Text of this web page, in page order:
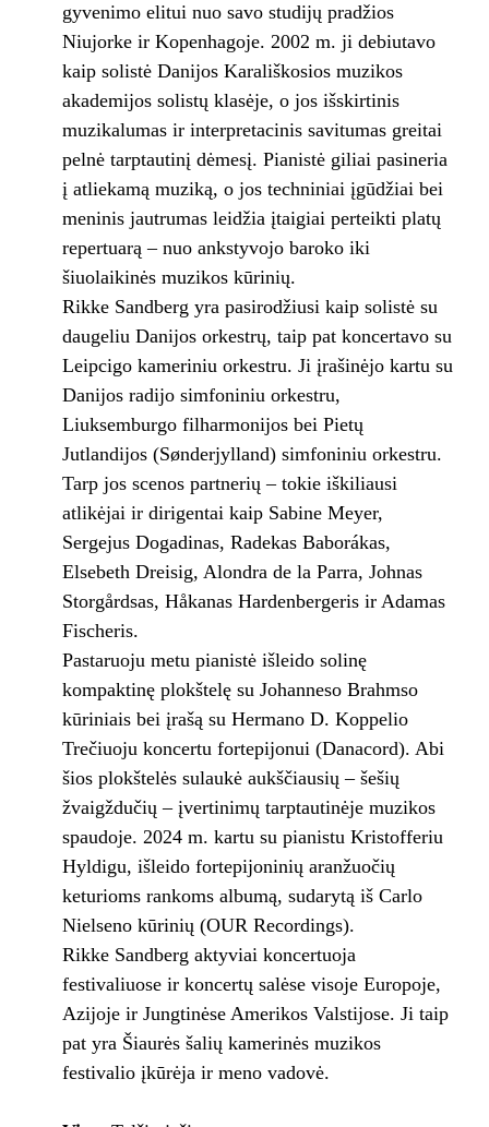
gyvenimo elitui nuo savo studijų pradžios
Niujorke ir Kopenhagoje. 2002 m. ji debiutavo
kaip solistė Danijos Karališkosios muzikos
akademijos solistų klasėje, o jos išskirtinis
muzikalumas ir interpretacinis savitumas greitai
pelnė tarptautinį dėmesį. Pianistė giliai pasineria
į atliekamą muziką, o jos techniniai įgūdžiai bei
meninis jautrumas leidžia įtaigiai perteikti platų
repertuarą – nuo ankstyvojo baroko iki
šiuolaikinės muzikos kūrinių.
Rikke Sandberg yra pasirodžiusi kaip solistė su
daugeliu Danijos orkestrų, taip pat koncertavo su
Leipcigo kameriniu orkestru. Ji įrašinėjo kartu su
Danijos radijo simfoniniu orkestru,
Liuksemburgo filharmonijos bei Pietų
Jutlandijos (Sønderjylland) simfoniniu orkestru.
Tarp jos scenos partnerių – tokie iškiliausi
atlikėjai ir dirigentai kaip Sabine Meyer,
Sergejus Dogadinas, Radekas Baborákas,
Elsebeth Dreisig, Alondra de la Parra, Johnas
Storgårdsas, Håkanas Hardenbergeris ir Adamas
Fischeris.
Pastaruoju metu pianistė išleido solinę
kompaktinę plokštelę su Johanneso Brahmso
kūriniais bei įrašą su Hermano D. Koppelio
Trečiuoju koncertu fortepijonui (Danacord). Abi
šios plokštelės sulaukė aukščiausių – šešių
žvaigždučių – įvertinimų tarptautinėje muzikos
spaudoje. 2024 m. kartu su pianistu Kristofferiu
Hyldigu, išleido fortepijoninių aranžuočių
keturioms rankoms albumą, sudarytą iš Carlo
Nielseno kūrinių (OUR Recordings).
Rikke Sandberg aktyviai koncertuoja
festivaliuose ir koncertų salėse visoje Europoje,
Azijoje ir Jungtinėse Amerikos Valstijose. Ji taip
pat yra Šiaurės šalių kamerinės muzikos
festivalio įkūrėja ir meno vadovė.